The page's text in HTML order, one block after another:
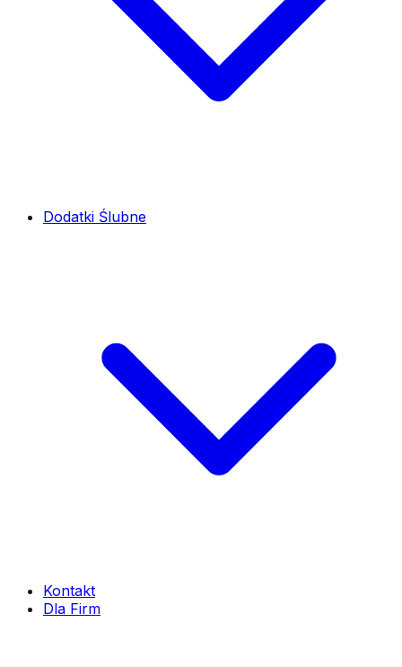
Dodatki Ślubne
Kontakt
Dla Firm